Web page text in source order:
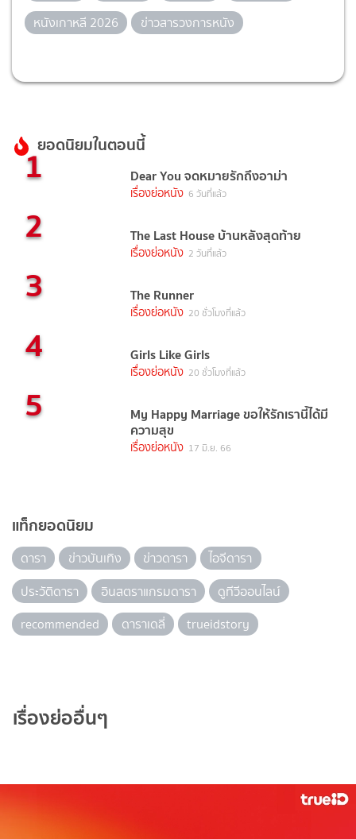
หนังเกาหลี 2026
ข่าวสารวงการหนัง
ยอดนิยมในตอนนี้
1 Dear You จดหมายรักถึงอาม่า
เรื่องย่อหนัง 6 วันที่แล้ว
2 The Last House บ้านหลังสุดท้าย
เรื่องย่อหนัง 2 วันที่แล้ว
3 The Runner
เรื่องย่อหนัง 20 ชั่วโมงที่แล้ว
4 Girls Like Girls
เรื่องย่อหนัง 20 ชั่วโมงที่แล้ว
5 My Happy Marriage ขอให้รักเรานี้ได้มี
ความสุข
เรื่องย่อหนัง 17 มิ.ย. 66
แท็กยอดนิยม
ดารา ข่าวบันเทิง ข่าวดารา
ไอจีดารา
ประวัติดารา
อินสตราแกรมดารา
ดูทีวีออนไลน์
recommended
ดาราเดลี่ trueidstory
เรื่องย่ออื่นๆ